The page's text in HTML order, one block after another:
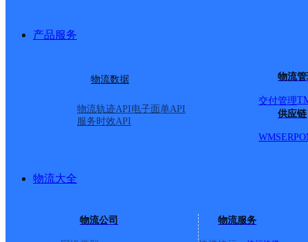
产品服务
物流数据
物流轨迹API电子面单API
服务时效API
物流
交付管理
供应链
WMSERP
物流大全
物流公司 物流服务